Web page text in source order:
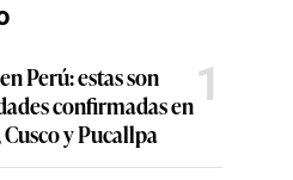
Perú: estas son
confirmadas en
y Pucallpa
1